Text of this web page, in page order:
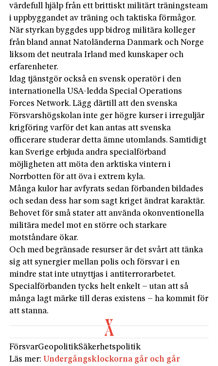
värdefull hjälp från ett brittiskt militärt träningsteam
i uppbyggandet av träning och taktiska förmågor.
När styrkan byggdes upp bidrog militära kolleger
från bland annat Natoländerna Danmark och Norge
liksom det neutrala Irland med kunskaper och
erfarenheter.
Idag tjänstgör också en svensk operatör i den
internationella USA-ledda Special Operations
Forces Network. Lägg därtill att den svenska
Försvarshögskolan inte ger högre kurser i irreguljär
krigföring varför det kan antas att svenska
officerare studerar detta ämne utomlands. Samtidigt
kan Sverige erbjuda andra specialförband
möjligheten att möta den arktiska vintern i
Norrbotten för att öva i extrem kyla.
Många kulor har avfyrats sedan förbanden bildades
och sedan dess har som sagt kriget ändrat karaktär.
Behovet för små stater att använda okonventionella
militära medel mot en större och starkare
motståndare ökar.
Och med begränsade resurser är det svårt att tänka
sig att synergier mellan polis och försvar i en
mindre stat inte utnyttjas i antiterrorarbetet.
Specialförbanden tycks helt enkelt – utan att så
många lagt märke till deras existens – ha kommit för
att stanna.
FörsvarGeopolitikSäkerhetspolitik
Läs mer: Undergångsklockorna går och går